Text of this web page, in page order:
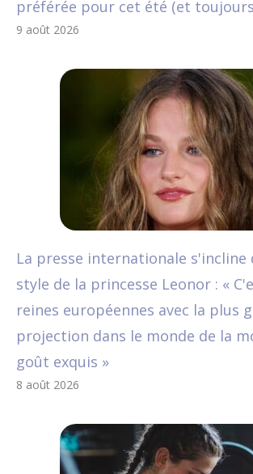
préférée pour cet été (et
9 août 2026
La presse internationale s'incline
style de la princesse Leonor : «
reines européennes avec la plus
projection dans le monde de la
goût exquis »
8 août 2026